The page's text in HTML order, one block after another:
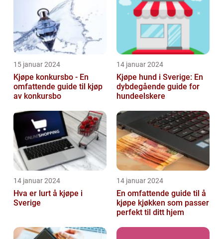
15 januar 2024
Kjøpe konkursbo - En
omfattende guide til kjøp
av konkursbo
14 januar 2024
Kjøpe hund i Sverige: En
dybdegående guide for
hundeelskere
14 januar 2024
Hva er lurt å kjøpe i
Sverige
14 januar 2024
En omfattende guide til å
kjøpe kjøkken som passer
perfekt til ditt hjem